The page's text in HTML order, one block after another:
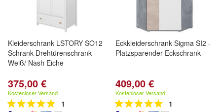
Kleiderschrank LSTORY SO12
Schrank Drehtürenschrank
Weiß/ Nash Eiche
375,00 €
Kostenloser Versand
1
Eckkleiderschrank Sigma SI2 -
Platzsparender Eckschrank
409,00 €
Kostenloser Versand
1